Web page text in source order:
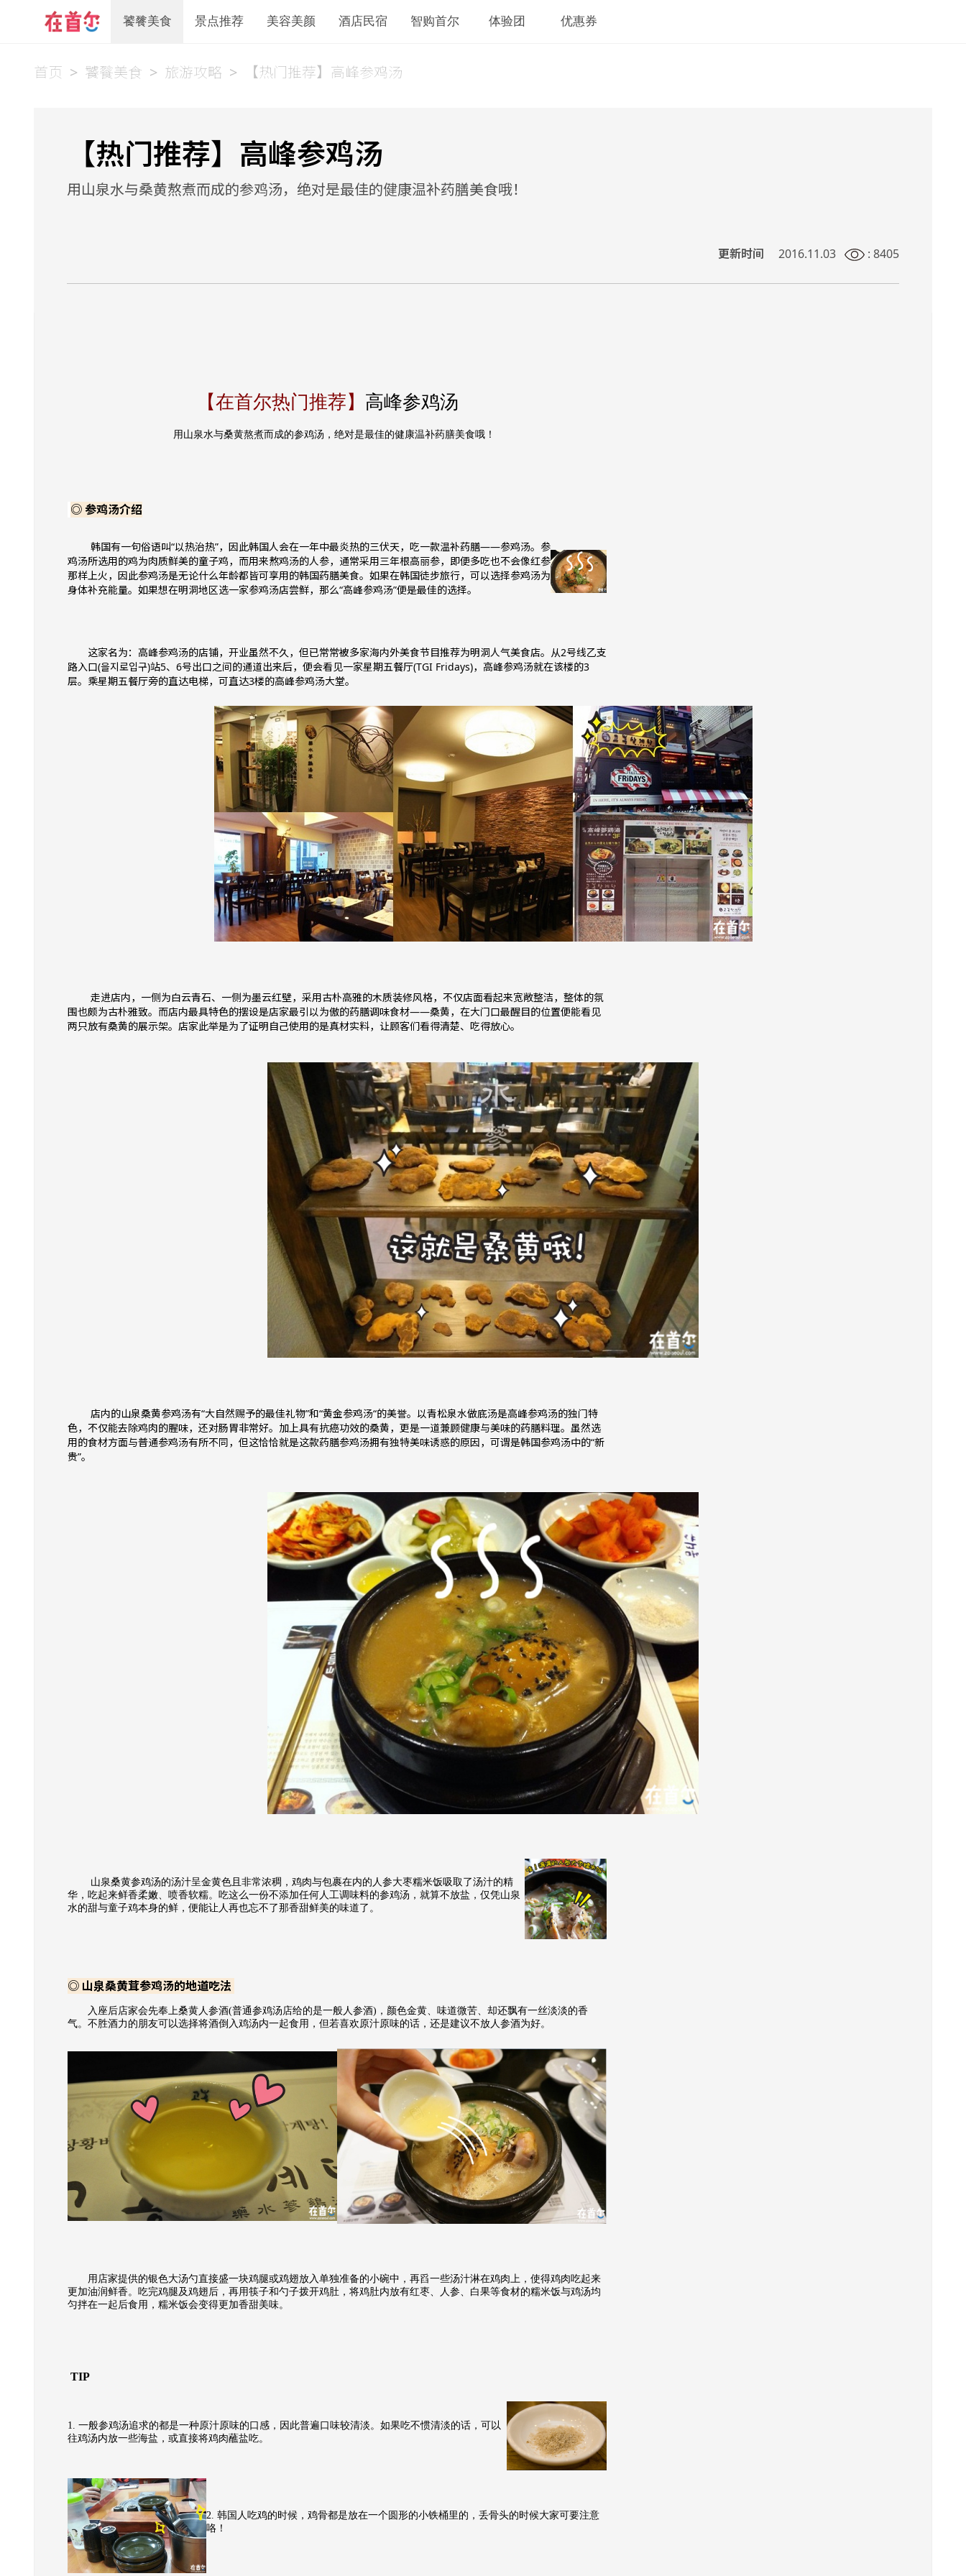
饕餮美食 景点推荐 美容美颜 酒店民宿 智购首尔 体验团 优惠券
首页 > 饕餮美食 > 旅游攻略 > 【热门推荐】高峰参鸡汤
【热门推荐】高峰参鸡汤
用山泉水与桑黄熬煮而成的参鸡汤，绝对是最佳的健康温补药膳美食哦！
更新时间 2016.11.03 : 8405
【在首尔热门推荐】 高峰参鸡汤
用山泉水与桑黄熬煮而成的参鸡汤，绝对是最佳的健康温补药膳美食哦！
◎参鸡汤介绍
韩国有一句俗语叫“以热治热”，因此韩国人会在一年中最炎热的三伏天，吃一款温补药膳——参鸡汤。参
鸡汤所选用的鸡为肉质鲜美的童子鸡，而用来熬鸡汤的人参，通常采用三年根高丽参，即便多吃也不会像红参
那样上火，因此参鸡汤是无论什么年龄都皆可享用的韩国药膳美食。如果在韩国徒步旅行，可以选择参鸡汤为
身体补充能量。如果想在明洞地区选一家参鸡汤店尝鲜，那么“高峰参鸡汤”便是最佳的选择。
这家名为：高峰参鸡汤的店铺，开业虽然不久，但已常常被多家海内外美食节目推荐为明洞人气美食店。从2号线乙支
路入口(을지로입구)站5、6号出口之间的通道出来后，便会看见一家星期五餐厅(TGI Fridays)，高峰参鸡汤就在该楼的3
层。乘星期五餐厅旁的直达电梯，可直达3楼的高峰参鸡汤大堂。
走进店内，一侧为白云青石、一侧为墨云红壁，采用古朴高雅的木质装修风格，不仅店面看起来宽敞整洁，整体的氛
围也颇为古朴雅致。而店内最具特色的摆设是店家最引以为傲的药膳调味食材——桑黄，在大门口最醒目的位置便能看见
两只放有桑黄的展示架。店家此举是为了证明自己使用的是真材实料，让顾客们看得清楚、吃得放心。
店内的山泉桑黄参鸡汤有“大自然赐予的最佳礼物”和“黄金参鸡汤“的美誉。以青松泉水做底汤是高峰参鸡汤的独门特
色，不仅能去除鸡肉的腥味，还对肠胃非常好。加上具有抗癌功效的桑黄，更是一道兼顾健康与美味的药膳料理。虽然选
用的食材方面与普通参鸡汤有所不同，但这恰恰就是这款药膳参鸡汤拥有独特美味诱惑的原因，可谓是韩国参鸡汤中的“新
贵”。
山泉桑黄参鸡汤的汤汁呈金黄色且非常浓稠，鸡肉与包裹在内的人参大枣糯米饭吸取了汤汁的精
华，吃起来鲜香柔嫩、喷香软糯。吃这么一份不添加任何人工调味料的参鸡汤，就算不放盐，仅凭山泉
水的甜与童子鸡本身的鲜，便能让人再也忘不了那香甜鲜美的味道了。
◎ 山泉桑黄茸参鸡汤的地道吃法
入座后店家会先奉上桑黄人参酒(普通参鸡汤店给的是一般人参酒)，颜色金黄、味道微苦、却还飘有一丝淡淡的香
气。不胜酒力的朋友可以选择将酒倒入鸡汤内一起食用，但若喜欢原汁原味的话，还是建议不放人参酒为好。
用店家提供的银色大汤勺直接盛一块鸡腿或鸡翅放入单独准备的小碗中，再舀一些汤汁淋在鸡肉上，使得鸡肉吃起来
更加油润鲜香。吃完鸡腿及鸡翅后，再用筷子和勺子拨开鸡肚，将鸡肚内放有红枣、人参、白果等食材的糯米饭与鸡汤均
匀拌在一起后食用，糯米饭会变得更加香甜美味。
TIP
1. 一般参鸡汤追求的都是一种原汁原味的口感，因此普遍口味较清淡。如果吃不惯清淡的话，可以
往鸡汤内放一些海盐，或直接将鸡肉蘸盐吃。
2. 韩国人吃鸡的时候，鸡骨都是放在一个圆形的小铁桶里的， 丢骨头的时候大家可要注意
咯！